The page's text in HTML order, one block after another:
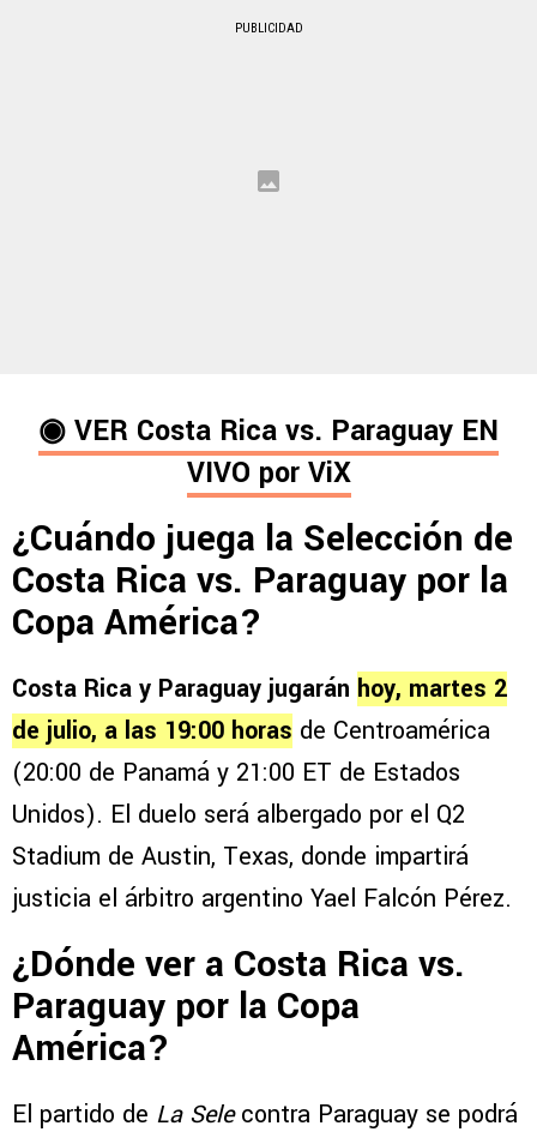
PUBLICIDAD
◉ VER Costa Rica vs. Paraguay EN
VIVO por ViX
¿Cuándo juega la Selección de
Costa Rica vs. Paraguay por la
Copa América?
Costa Rica y Paraguay jugarán hoy, martes 2
de julio, a las 19:00 horas de Centroamérica
(20:00 de Panamá y 21:00 ET de Estados
Unidos). El duelo será albergado por el Q2
Stadium de Austin, Texas, donde impartirá
justicia el árbitro argentino Yael Falcón Pérez.
¿Dónde ver a Costa Rica vs.
Paraguay por la Copa
América?
El partido de La Selecontra Paraguay se podrá